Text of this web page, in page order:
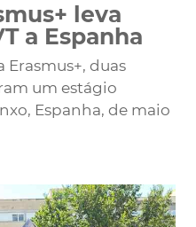
leva
a Espanha
duas
um estágio
Espanha, de maio